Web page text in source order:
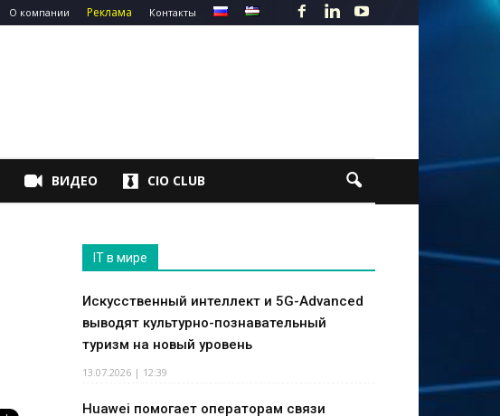
О компании Реклама Контакты
ВИДЕО CIO CLUB
IT в мире
Искусственный интеллект и 5G-Advanced
выводят культурно-познавательный
туризм на новый уровень
13.07.2026 | 12:39
Huawei помогает операторам связи